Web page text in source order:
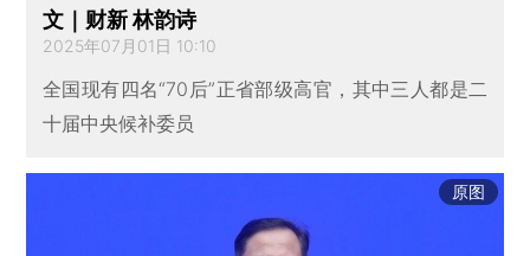
文｜财新 林韵诗
2025年07月01日 10:10
全国现有四名“70后”正省部级高官，其中三人都是二
十届中央候补委员
原图